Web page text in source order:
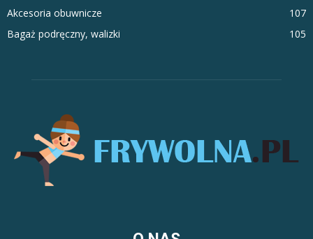
Akcesoria obuwnicze
107
Bagaż podręczny, walizki
105